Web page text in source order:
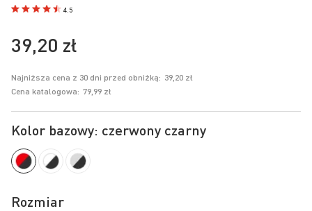
4.5
Kolor bazowy: czerwony czarny
Rozmiar
39,20 zł
Najniższa cena z 30 dni przed obniżką: 39,20 zł
Cena katalogowa: 79,99 zł